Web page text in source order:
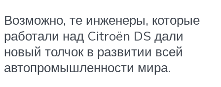
Возможно, те инженеры, которые
работали над Citroën DS дали
новый толчок в развитии всей
автопромышленности мира.